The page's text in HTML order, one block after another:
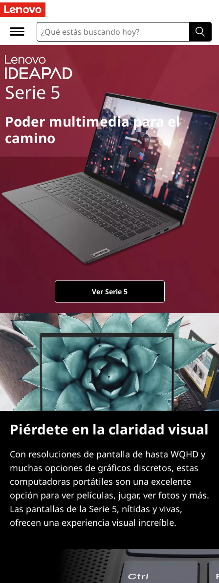
Serie 5
Poder multimedia para el
camino
Ver Serie 5
Piérdete en la claridad visual
Con resoluciones de pantalla de hasta WQHD y
muchas opciones de gráficos discretos, estas
computadoras portátiles son una excelente
opción para ver películas, jugar, ver fotos y más.
Las pantallas de la Serie 5, nítidas y vivas,
ofrecen una experiencia visual increíble.